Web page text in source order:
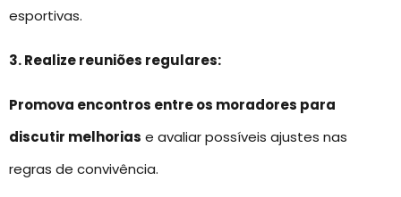
esportivas.
3. Realize reuniões regulares:
Promova encontros entre os moradores para
discutir melhorias e avaliar possíveis ajustes nas
regras de convivência.